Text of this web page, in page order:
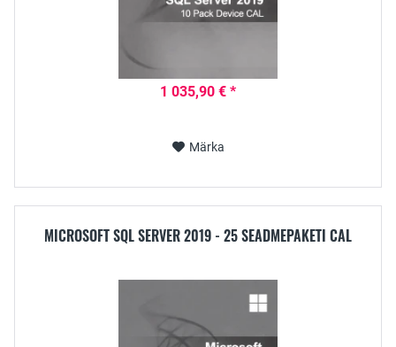
1 035,90 € *
Märka
MICROSOFT SQL SERVER 2019 - 25 SEADMEPAKETI CAL